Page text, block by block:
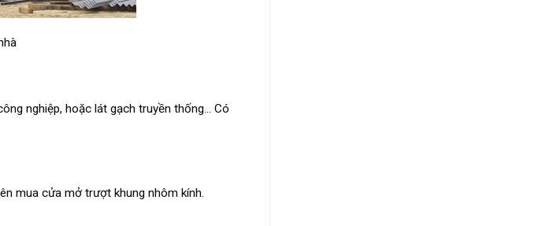
nghiệp, hoặc lát gạch truyền thống… Có
mua cửa mở trượt khung nhôm kính.